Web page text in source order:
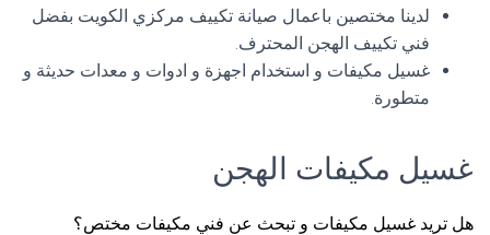
لدينا مختصين باعمال صيانة تكييف مركزي الكويت بفضل
فني تكييف الهجن المحترف.
غسيل مكيفات و استخدام اجهزة و ادوات و معدات حديثة و
متطورة.
غسيل مكيفات الهجن
هل تريد غسيل مكيفات و تبحث عن فني مكيفات مختص؟